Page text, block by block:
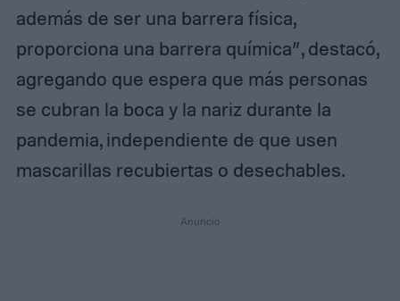
además de ser una barrera física,
proporciona una barrera química”, destacó,
agregando que espera que más personas
se cubran la boca y la nariz durante la
pandemia, independiente de que usen
mascarillas recubiertas o desechables.